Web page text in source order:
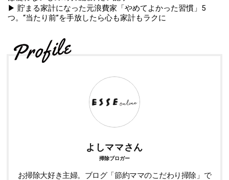
▶ 貯まる家計になった元浪費家「やめてよかった習慣」5
つ。“当たり前”を手放したら心も家計もラクに
よしママさん
掃除ブロガー
お掃除大好き主婦。ブログ「節約ママのこだわり掃除」で